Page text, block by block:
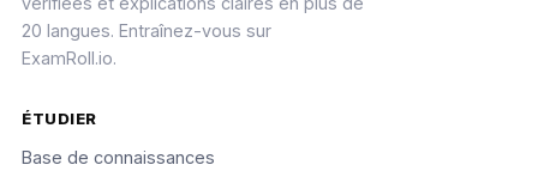
20 langues. Entraînez-vous sur
ExamRoll.io.
ÉTUDIER
Base de connaissances